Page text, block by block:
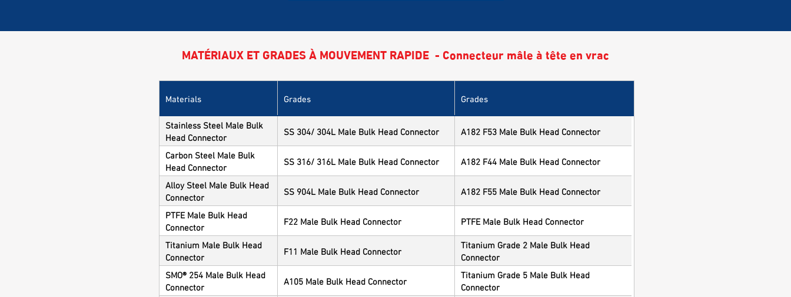
MATÉRIAUX ET GRADES À MOUVEMENT RAPIDE - Connecteur mâle à tête en vrac
Materials Grades Grades
Stainless Steel Male Bulk
Head Connector
SS 304/ 304L Male Bulk Head Connector
A182 F53 Male Bulk Head Connector
Carbon Steel Male Bulk
Head Connector
SS 316/ 316L Male Bulk Head Connector
A182 F44 Male Bulk Head Connector
Alloy Steel Male Bulk Head
Connector
SS 904L Male Bulk Head Connector
A182 F55 Male Bulk Head Connector
PTFE Male Bulk Head
Connector
F22 Male Bulk Head Connector
PTFE Male Bulk Head Connector
Titanium Male Bulk Head
Connector
F11 Male Bulk Head Connector
Titanium Grade 2 Male Bulk Head
Connector
SMO® 254 Male Bulk Head
Connector
A105 Male Bulk Head Connector
Titanium Grade 5 Male Bulk Head
Connector